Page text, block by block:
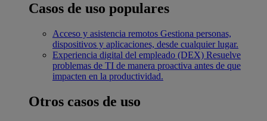
Casos de uso populares
Acceso y asistencia remotos Gestiona personas,
dispositivos y aplicaciones, desde cualquier lugar.
Experiencia digital del empleado (DEX) Resuelve
problemas de TI de manera proactiva antes de que
impacten en la productividad.
Otros casos de uso